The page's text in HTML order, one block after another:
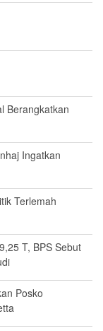
Berangkatkan
Ingatkan
Terlemah
T, BPS Sebut
Posko